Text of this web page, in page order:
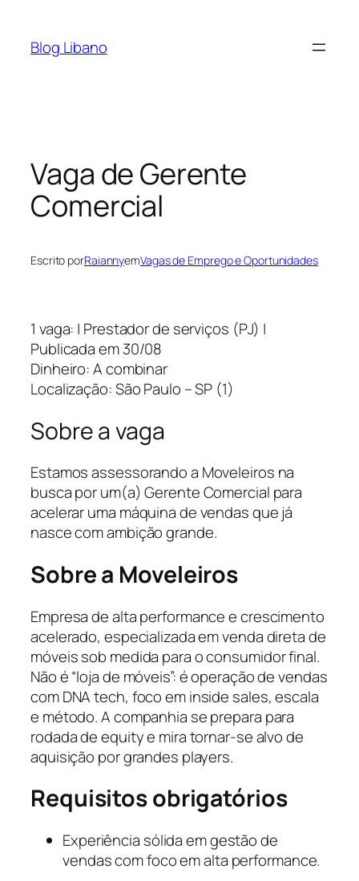
Blog Libano
Vaga de Gerente
Comercial
Escrito porRaiannyemVagas de Emprego e Oportunidades
1 vaga: | Prestador de serviços (PJ) |
Publicada em 30/08
Dinheiro: A combinar
Localização: São Paulo – SP (1)
Sobre a vaga
Estamos assessorando a Moveleiros na
busca por um(a) Gerente Comercial para
acelerar uma máquina de vendas que já
nasce com ambição grande.
Sobre a Moveleiros
Empresa de alta performance e crescimento
acelerado, especializada em venda direta de
móveis sob medida para o consumidor final.
Não é “loja de móveis”: é operação de vendas
com DNA tech, foco em inside sales, escala
e método. A companhia se prepara para
rodada de equity e mira tornar-se alvo de
aquisição por grandes players.
Requisitos obrigatórios
Experiência sólida em gestão de
vendas com foco em alta performance.